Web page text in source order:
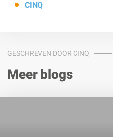
CINQ
GESCHREVEN DOOR CINQ
Meer blogs